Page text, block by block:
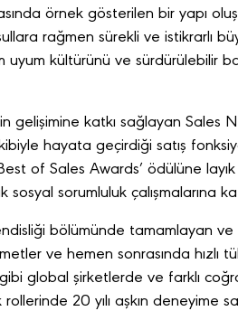
örnek gösterilen bir yapı
rağmen sürekli ve istikrarlı
kültürünü ve sürdürülebilir
gelişimine katkı sağlayan Sales
hayata geçirdiği satış
of Sales Awards’ ödülüne layık
sorumluluk çalışmalarına
bölümünde tamamlayan
ve hemen sonrasında hızlı
global şirketlerde ve farklı
20 yılı aşkın deneyime